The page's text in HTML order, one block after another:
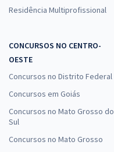
Residência Multiprofissional
CONCURSOS NO CENTRO-
OESTE
Concursos no Distrito Federal
Concursos em Goiás
Concursos no Mato Grosso do
Sul
Concursos no Mato Grosso